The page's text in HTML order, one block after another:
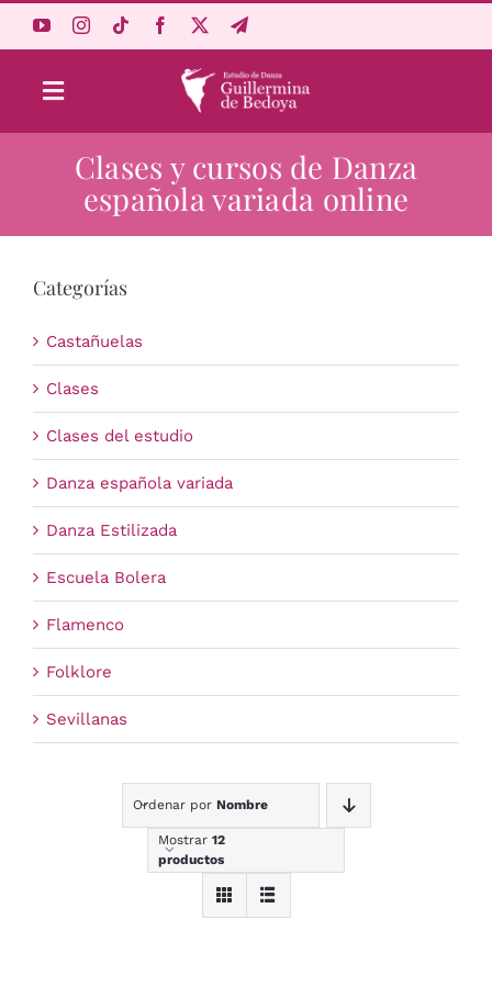
Toggle
Navigation
Aprende Online
Estudio
Carrito
Clases y cursos de Danza
española variada online
Categorías
Castañuelas
Clases
Clases del estudio
Danza española variada
Danza Estilizada
Escuela Bolera
Flamenco
Folklore
Sevillanas
Ordenar por Nombre
Mostrar 12
productos